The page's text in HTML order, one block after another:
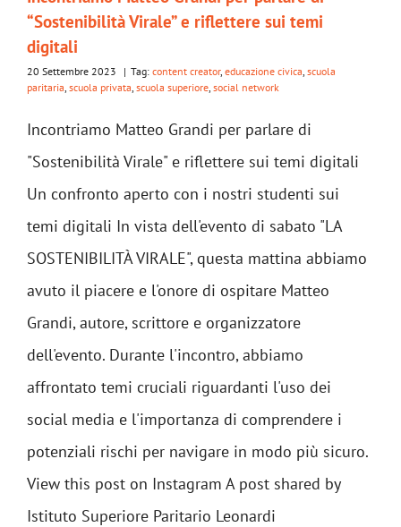
“Sostenibilità Virale” e riflettere sui temi
digitali
20 Settembre 2023 | Tag: content creator, educazione civica scuola
paritaria scuola privata scuola superiore social network
Incontriamo Matteo Grandi per parlare di
"Sostenibilità Virale" e riflettere sui temi digitali
Un confronto aperto con i nostri studenti sui
temi digitali In vista dell'evento di sabato "LA
SOSTENIBILITÀ VIRALE", questa mattina abbiamo
avuto il piacere e l'onore di ospitare Matteo
Grandi, autore, scrittore e organizzatore
dell'evento. Durante l'incontro, abbiamo
affrontato temi cruciali riguardanti l'uso dei
social media e l'importanza di comprendere i
potenziali rischi per navigare in modo più sicuro.
View this post on Instagram A post shared by
Istituto Superiore Paritario Leonardi